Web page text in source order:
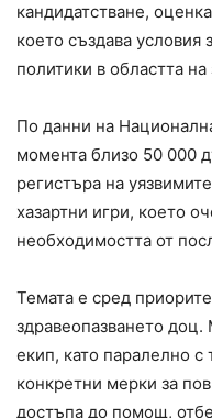
кандидатстване,
което създава условия
политики в областта
По данни на
момента близо 50 000
регистъра на
хазартни игри, което
необходимостта от
Темата е сред
здравеопазването
екип, като паралелно
конкретни мерки за
достъпа до помощ,